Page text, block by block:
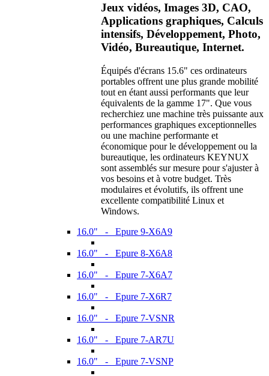
Jeux vidéos, Images 3D, CAO,
Applications graphiques, Calculs
intensifs, Développement, Photo,
Vidéo, Bureautique, Internet.
Équipés d'écrans 15.6" ces ordinateurs
portables offrent une plus grande mobilité
tout en étant aussi performants que leur
équivalents de la gamme 17". Que vous
recherchiez une machine très puissante aux
performances graphiques exceptionnelles
ou une machine performante et
économique pour le développement ou la
bureautique, les ordinateurs KEYNUX
sont assemblés sur mesure pour s'ajuster à
vos besoins et à votre budget. Très
modulaires et évolutifs, ils offrent une
excellente compatibilité Linux et
Windows.
16.0" - Epure 9-X6A9
16.0" - Epure 8-X6A8
16.0" - Epure 7-X6A7
16.0" - Epure 7-X6R7
16.0" - Epure 7-VSNR
16.0" - Epure 7-AR7U
16.0" - Epure 7-VSNP